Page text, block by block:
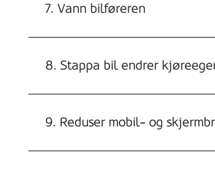
7. Vann bilføreren
8. Stappa bil endrer
9. Reduser mobil- og